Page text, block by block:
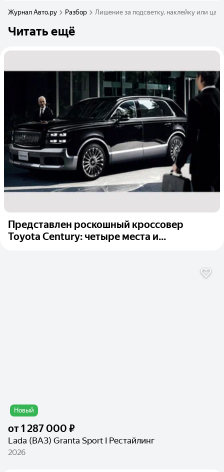
Журнал Авто.ру Разбор Лишение за подсветку, наклейку или
Читать ещё
Представлен роскошный кроссовер
Toyota Century: четыре места и...
Новый
от1 287 000 ₽
Lada (ВАЗ) Granta Sport I Рестайлинг
2026